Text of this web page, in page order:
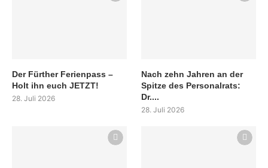
Der Fürther Ferienpass –
Holt ihn euch JETZT!
28. Juli 2026
Nach zehn Jahren an der
Spitze des Personalrats:
Dr....
28. Juli 2026